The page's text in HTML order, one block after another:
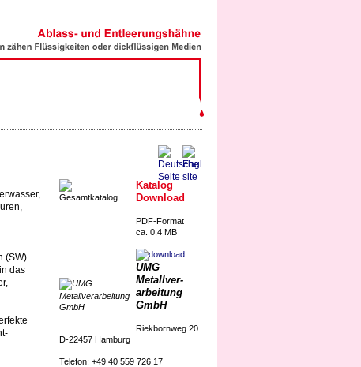
(SW)
das
Katalog
Download
PDF-Format
ca. 0,4 MB
UMG
Metallver-
arbeitung
GmbH
Riekbornweg 20
D-22457 Hamburg
Telefon: +49 40 559 726 17